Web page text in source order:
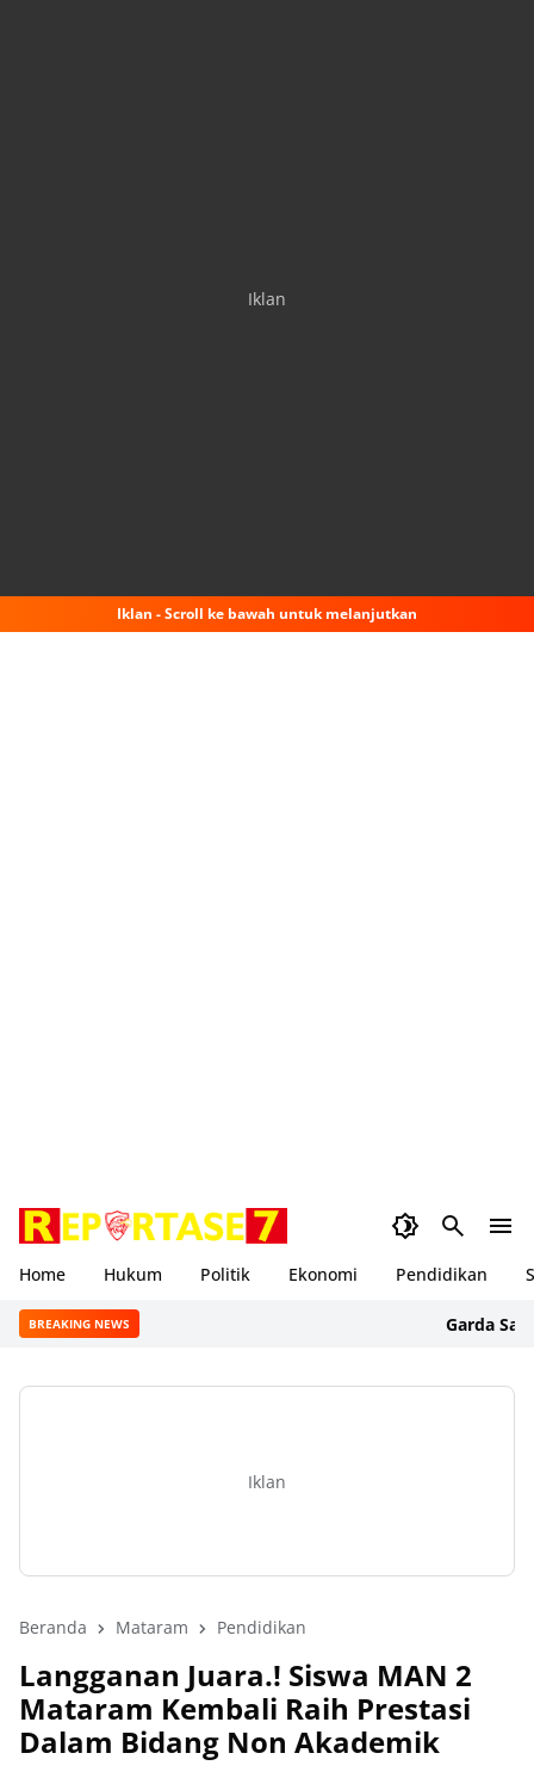
Iklan
Iklan - Scroll ke bawah untuk melanjutkan
Home Hukum Politik Ekonomi Pendidikan
BREAKING NEWS Garda Satu
Iklan
Beranda Mataram Pendidikan
Langganan Juara.! Siswa MAN 2
Mataram Kembali Raih Prestasi
Dalam Bidang Non Akademik